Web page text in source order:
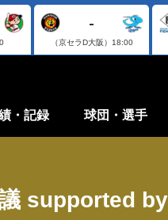
-
（京セラD大阪） 18:00
・記録 球団・選手
supported